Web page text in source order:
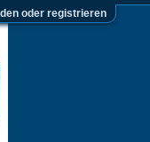
oder registrieren